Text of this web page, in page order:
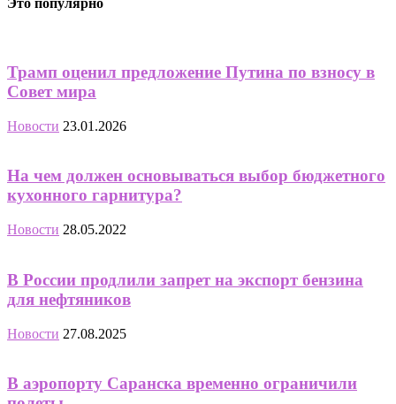
Это популярно
Трамп оценил предложение Путина по взносу в
Совет мира
Новости 23.01.2026
На чем должен основываться выбор бюджетного
кухонного гарнитура?
Новости 28.05.2022
В России продлили запрет на экспорт бензина
для нефтяников
Новости 27.08.2025
В аэропорту Саранска временно ограничили